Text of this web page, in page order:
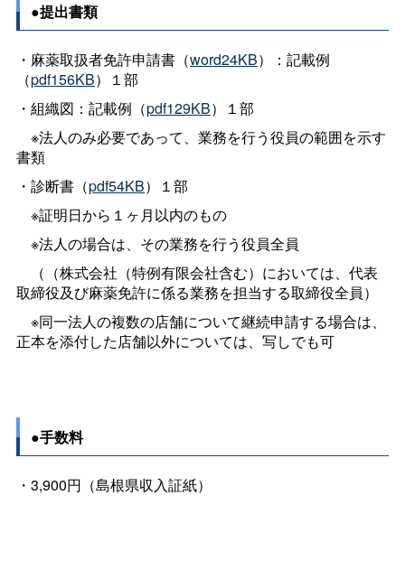
●提出書類
・麻薬取扱者免許申請書（word24KB）：記載例
（pdf156KB）１部
・組織図：記載例（pdf129KB）１部
※法人のみ必要であって、業務を行う役員の範囲を示す
書類
・診断書（pdf54KB）１部
※証明日から１ヶ月以内のもの
※法人の場合は、その業務を行う役員全員
（（株式会社（特例有限会社含む）においては、代表
取締役及び麻薬免許に係る業務を担当する取締役全員）
※同一法人の複数の店舗について継続申請する場合は、
正本を添付した店舗以外については、写しでも可
●手数料
・3,900円（島根県収入証紙）